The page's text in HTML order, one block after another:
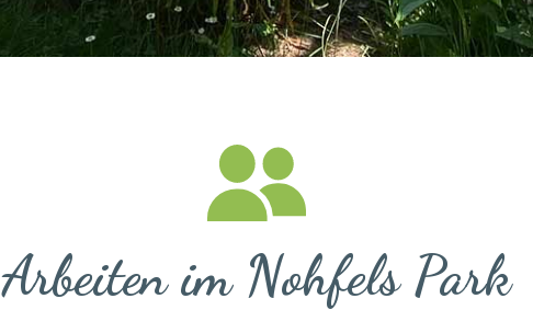
Arbeiten im Nohfels Park